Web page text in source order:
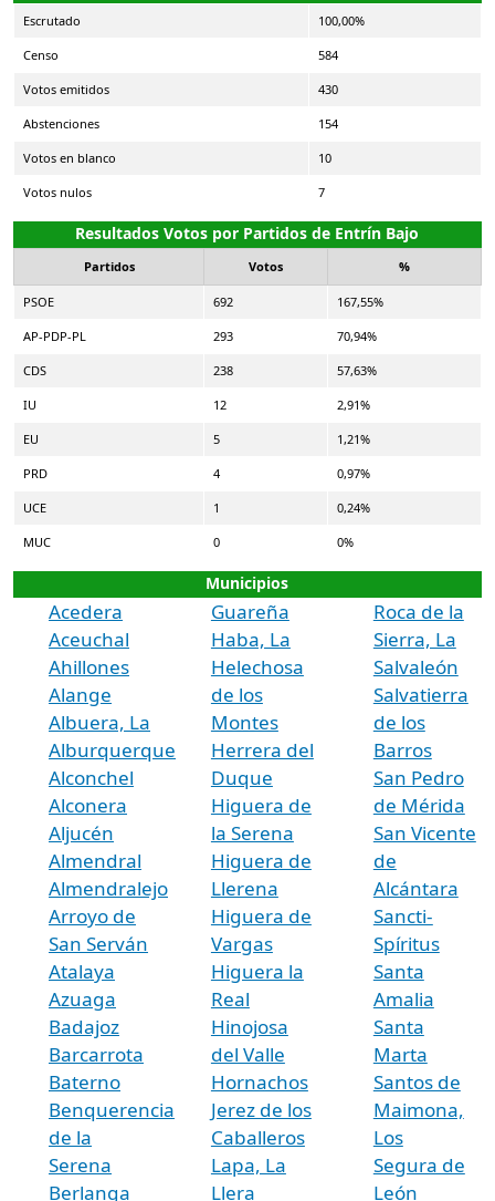
Escrutado 100,00%
Censo 584
Votos emitidos 430
Abstenciones 154
Votos en blanco 10
Votos nulos 7
Resultados Votos por Partidos de Entrín Bajo
Partidos Votos %
PSOE 692 167,55%
AP-PDP-PL 293 70,94%
CDS 238 57,63%
IU 12 2,91%
EU 5 1,21%
PRD 4 0,97%
UCE 1 0,24%
MUC 0 0%
Municipios
Acedera
Aceuchal
Ahillones
Alange
Albuera, La
Alburquerque
Alconchel
Alconera
Aljucén
Almendral
Almendralejo
Arroyo de
San Serván
Atalaya
Azuaga
Badajoz
Barcarrota
Baterno
Benquerencia
de la
Serena
Berlanga
Guareña
Haba, La
Helechosa
de los
Montes
Herrera del
Duque
Higuera de
la Serena
Higuera de
Llerena
Higuera de
Vargas
Higuera la
Real
Hinojosa
del Valle
Hornachos
Jerez de los
Caballeros
Lapa, La
Llera
Roca de la
Sierra, La
Salvaleón
Salvatierra
de los
Barros
San Pedro
de Mérida
San Vicente
de
Alcántara
Sancti-
Spíritus
Santa
Amalia
Santa
Marta
Santos de
Maimona,
Los
Segura de
León